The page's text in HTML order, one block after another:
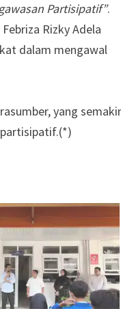
Partisipatif”.
Rizky Adela
dalam mengawal
yang